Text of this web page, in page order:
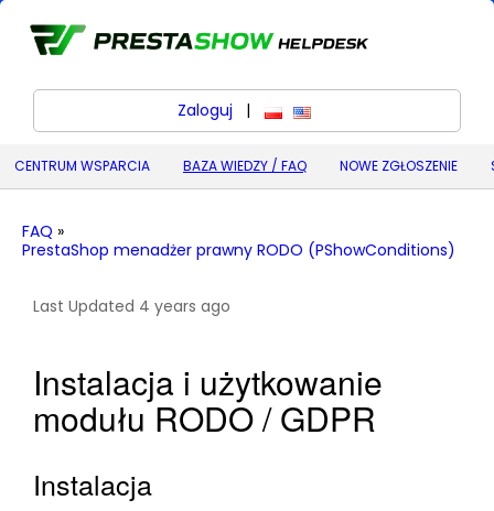
Zaloguj | polskiEnglish (United States)
CENTRUM WSPARCIA BAZA WIEDZY / FAQ NOWE ZGŁOSZENIE
FAQ »
PrestaShop menadżer prawny RODO (PShowConditions)
Last Updated 4 years ago
Instalacja i użytkowanie
modułu RODO / GDPR
Instalacja